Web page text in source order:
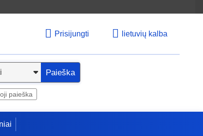
Prisijungti lietuvių kalba
Paieška
paieška